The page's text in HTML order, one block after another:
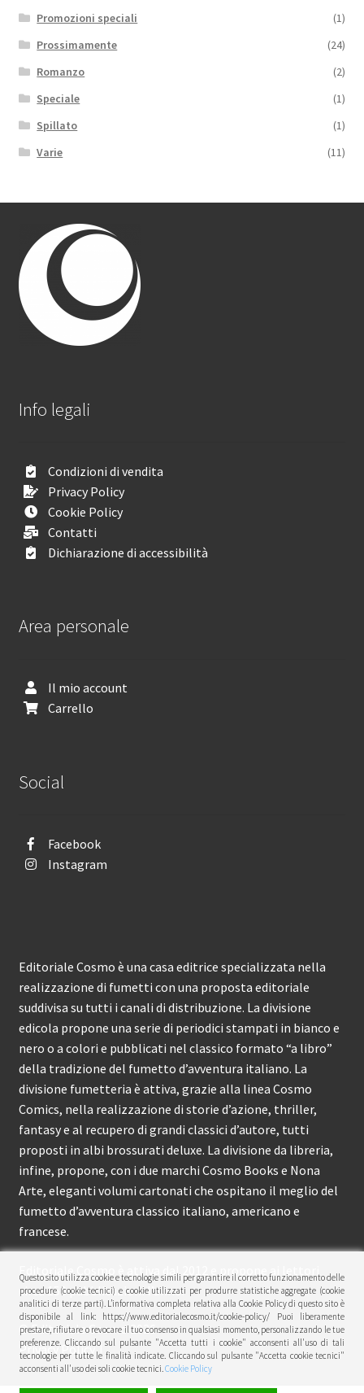
Promozioni speciali
(1)
Prossimamente
(24)
Romanzo
(2)
Speciale
(1)
Spillato
(1)
Varie
(11)
Info legali
Condizioni di vendita
Privacy Policy
Cookie Policy
Contatti
Dichiarazione di accessibilità
Area personale
Il mio account
Carrello
Social
Facebook
Instagram
Editoriale Cosmo è una casa editrice specializzata nella
realizzazione di fumetti con una proposta editoriale
suddivisa su tutti i canali di distribuzione. La divisione
edicola propone una serie di periodici stampati in bianco e
nero o a colori e pubblicati nel classico formato “a libro”
della tradizione del fumetto d’avventura italiano. La
divisione fumetteria è attiva, grazie alla linea Cosmo
Comics, nella realizzazione di storie d’azione, thriller,
fantasy e al recupero di grandi classici d’autore, tutti
proposti in albi brossurati deluxe. La divisione da libreria,
infine, propone, con i due marchi Cosmo Books e Nona
Arte, eleganti volumi cartonati che ospitano il meglio del
fumetto d’avventura classico italiano, americano e
francese.
Editoriale Cosmo è attiva dal 2012 e propone ai lettori
circa 150 pubblicazioni l’anno.
© Editoriale Cosmo 2026
Privacy Policy
Questo sito utilizza cookie e tecnologie simili per garantire il corretto funzionamento delle
procedure (cookie tecnici) e cookie utilizzati per produrre statistiche aggregate (cookie
analitici di terze parti). L’informativa completa relativa alla Cookie Policy di questo sito è
disponibile al link: https://www.editorialecosmo.it/cookie-policy/ Puoi liberamente
prestare, rifiutare o revocare il tuo consenso in qualsiasi momento, personalizzando le tue
preferenze. Cliccando sul pulsante "Accetta tutti i cookie" acconsenti all'uso di tali
tecnologie per tutte le finalità indicate. Cliccando sul pulsante "Accetta cookie tecnici"
acconsenti all'uso dei soli cookie tecnici.Cookie Policy